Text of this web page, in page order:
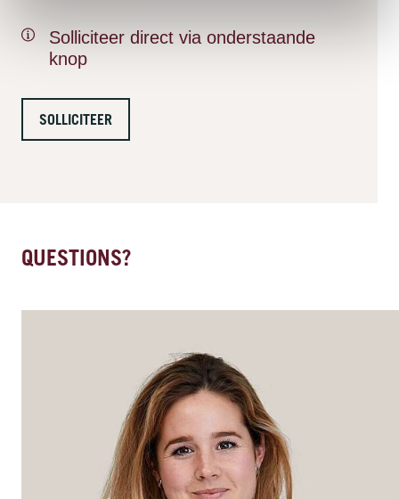
Solliciteer direct via onderstaande
knop
SOLLICITEER
QUESTIONS?